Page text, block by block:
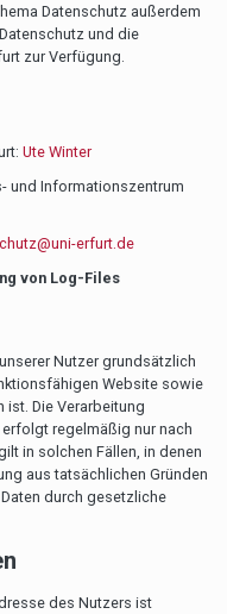
Datenschutz außerdem
und die
zur Verfügung.
Ute Winter
und Informationszentrum
erfurt.de
von Log-Files
Nutzer grundsätzlich
Website sowie
ist. Die Verarbeitung
regelmäßig nur nach
in solchen Fällen, in denen
aus tatsächlichen Gründen
durch gesetzliche
des Nutzers ist